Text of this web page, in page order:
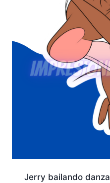
Jerry bailando danza